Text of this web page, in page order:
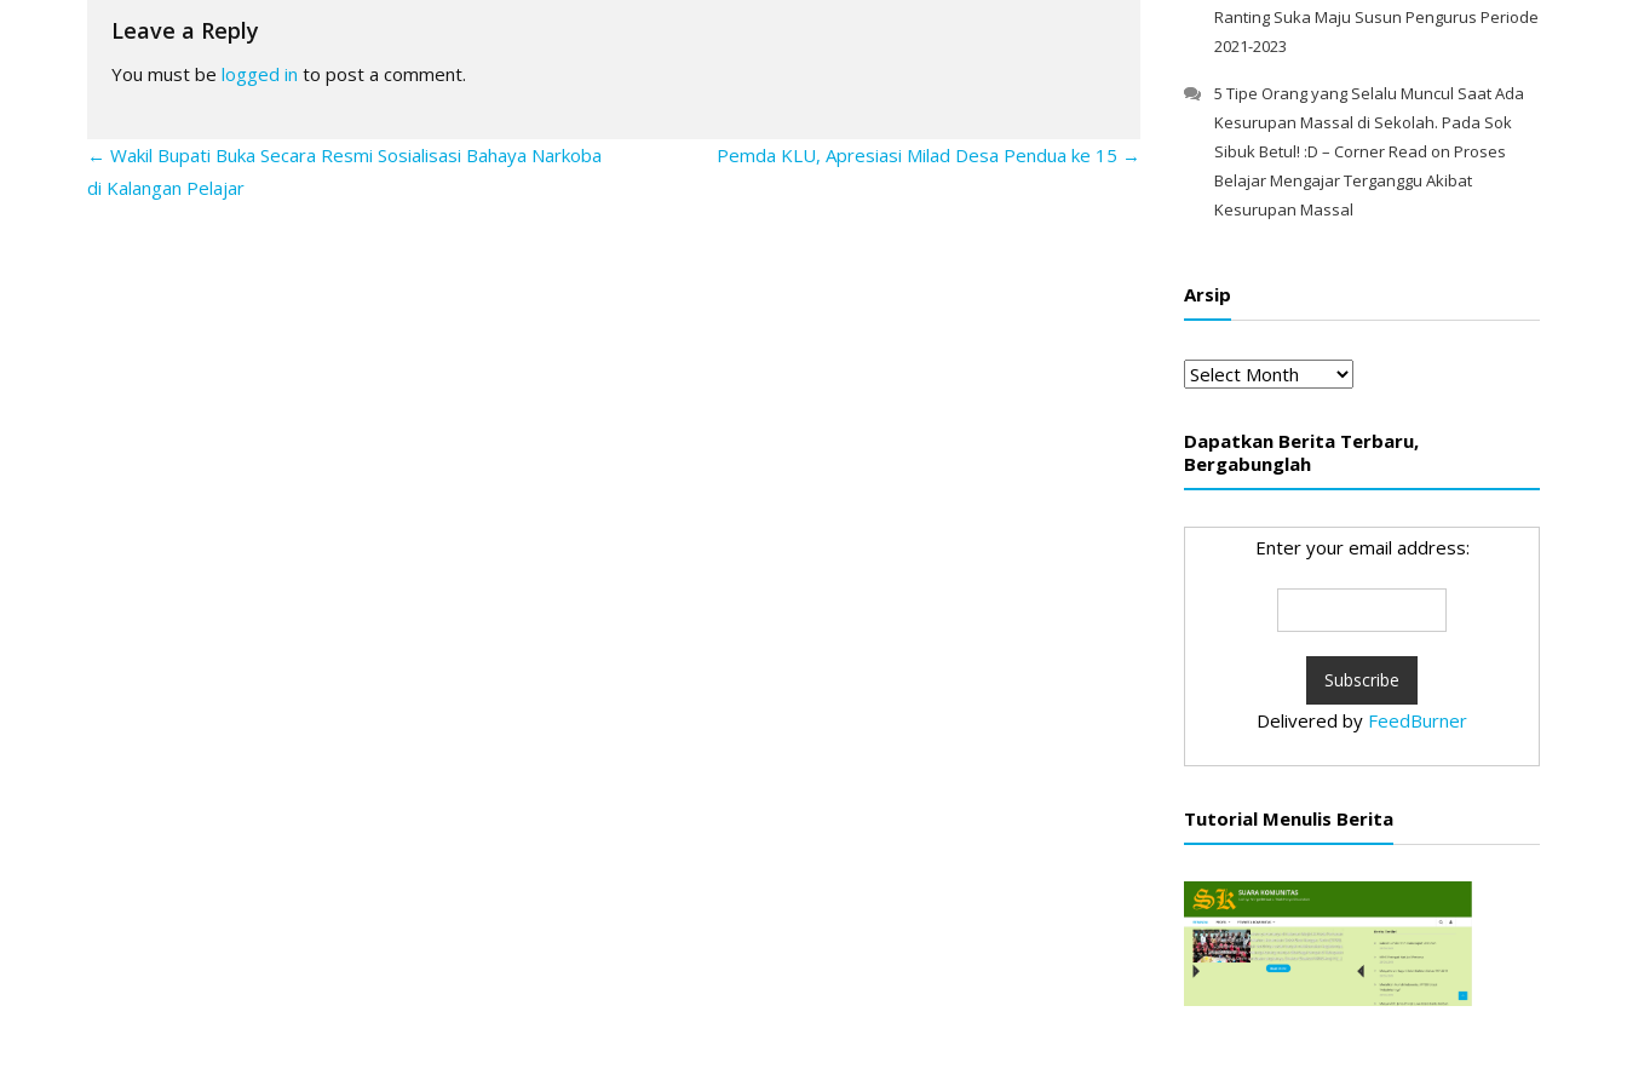
Leave a Reply
You must be logged in to post a comment.
← Wakil Bupati Buka Secara Resmi Sosialisasi Bahaya Narkoba
di Kalangan Pelajar
Pemda KLU, Apresiasi Milad Desa Pendua ke 15 →
Ranting Suka Maju Susun Pengurus Periode
2021-2023
5 Tipe Orang yang Selalu Muncul Saat Ada
Kesurupan Massal di Sekolah. Pada Sok
Sibuk Betul! :D – Corner Read on Proses
Belajar Mengajar Terganggu Akibat
Kesurupan Massal
Arsip
Arsip
Dapatkan Berita Terbaru,
Bergabunglah
Enter your email address:
Delivered by FeedBurner
Tutorial Menulis Berita